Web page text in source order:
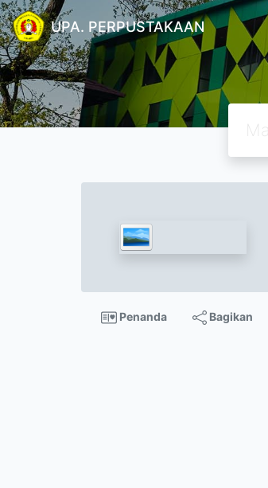
UPA. PERPUSTAKAAN
Penanda Bagikan